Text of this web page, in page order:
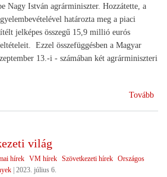
Nagy István agrárminiszter. Hozzátette, a
határozta meg a piaci
jelképes összegű 15,9 millió eurós
Ezzel összefüggésben a Magyar
13.-i - számában két agrárminiszteri
Tovább
világ
hírek VM hírek Szövetkezeti hírek Országos
2023. július 6.